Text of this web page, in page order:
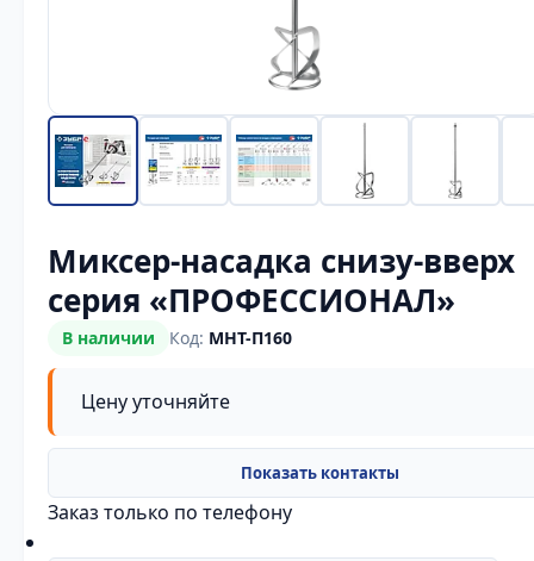
Миксер-насадка снизу-вверх
серия «ПРОФЕССИОНАЛ»
В наличии Код: МНТ-П160
Цену уточняйте
Заказ только по телефону